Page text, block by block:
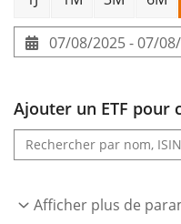
07/08/2025 - 07/
Ajouter un ETF pour
Afficher plus de